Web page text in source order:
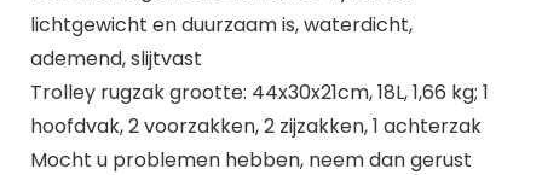
lichtgewicht en duurzaam is, waterdicht,
ademend, slijtvast
Trolley rugzak grootte: 44x30x21cm, 18L, 1,66 kg; 1
hoofdvak, 2 voorzakken, 2 zijzakken, 1 achterzak
Mocht u problemen hebben, neem dan gerust